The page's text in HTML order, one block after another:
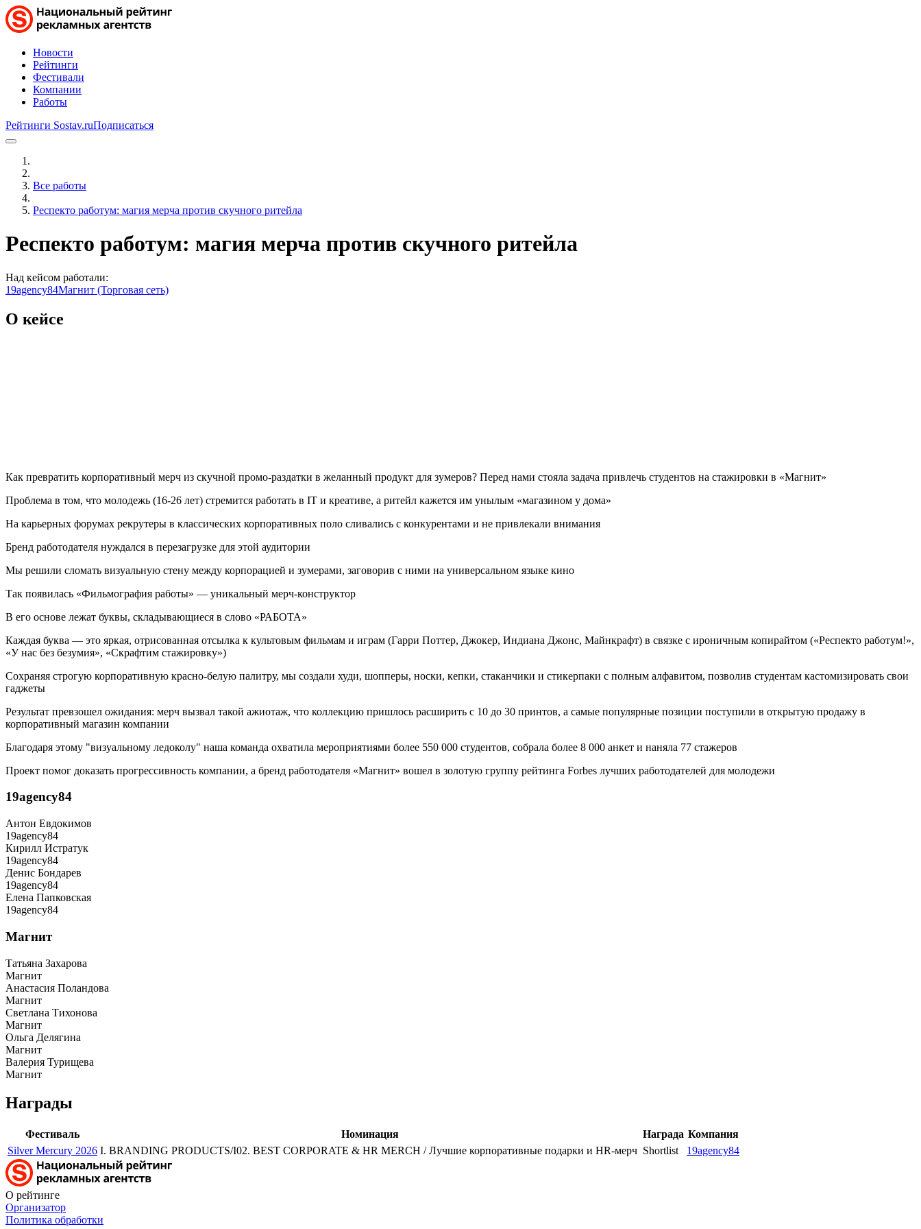
Новости
Рейтинги
Фестивали
Компании
Работы
Рейтинги Sostav.ruПодписаться
Все работы
Респекто работум: магия мерча против скучного ритейла
Респекто работум: магия мерча против скучного ритейла
Над кейсом работали:
19agency84Магнит (Торговая сеть)
О кейсе
Как превратить корпоративный мерч из скучной промо-раздатки в желанный продукт для зумеров? Перед нами стояла задача привлечь студентов на стажировки в «Магнит»
Проблема в том, что молодежь (16-26 лет) стремится работать в IT и креативе, а ритейл кажется им унылым «магазином у дома»
На карьерных форумах рекрутеры в классических корпоративных поло сливались с конкурентами и не привлекали внимания
Бренд работодателя нуждался в перезагрузке для этой аудитории
Мы решили сломать визуальную стену между корпорацией и зумерами, заговорив с ними на универсальном языке кино
Так появилась «Фильмография работы» — уникальный мерч-конструктор
В его основе лежат буквы, складывающиеся в слово «РАБОТА»
Каждая буква — это яркая, отрисованная отсылка к культовым фильмам и играм (Гарри Поттер, Джокер, Индиана Джонс, Майнкрафт) в связке с ироничным копирайтом («Респекто работум!»,
«У нас без безумия», «Скрафтим стажировку»)
Сохраняя строгую корпоративную красно-белую палитру, мы создали худи, шопперы, носки, кепки, стаканчики и стикерпаки с полным алфавитом, позволив студентам кастомизировать свои
гаджеты
Результат превзошел ожидания: мерч вызвал такой ажиотаж, что коллекцию пришлось расширить с 10 до 30 принтов, а самые популярные позиции поступили в открытую продажу в
корпоративный магазин компании
Благодаря этому "визуальному ледоколу" наша команда охватила мероприятиями более 550 000 студентов, собрала более 8 000 анкет и наняла 77 стажеров
Проект помог доказать прогрессивность компании, а бренд работодателя «Магнит» вошел в золотую группу рейтинга Forbes лучших работодателей для молодежи
19agency84
Антон Евдокимов
19agency84
Кирилл Истратук
19agency84
Денис Бондарев
19agency84
Елена Папковская
19agency84
Магнит
Татьяна Захарова
Магнит
Анастасия Поландова
Магнит
Светлана Тихонова
Магнит
Ольга Делягина
Магнит
Валерия Турищева
Магнит
Награды
Фестиваль Номинация Награда Компания
Silver Mercury 2026 I. BRANDING PRODUCTS/I02. BEST CORPORATE & HR MERCH / Лучшие корпоративные подарки и HR-мерч Shortlist 19agency84
О рейтинге
Организатор
Политика обработки